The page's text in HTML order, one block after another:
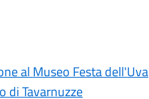
al Museo Festa dell'Uva
di Tavarnuzze